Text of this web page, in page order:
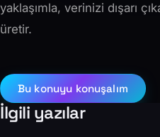
yaklaşımla, verinizi dışarı
üretir.
Bu konuyu konuşalım
İlgili yazılar